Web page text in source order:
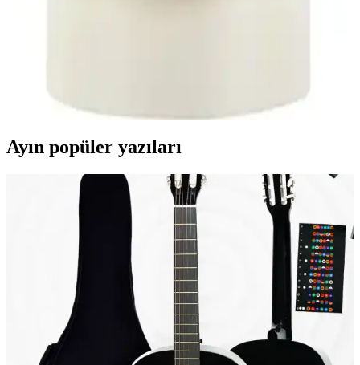
kolaylığıyla iç mekanlara estetik katıyor.
Ayın popüler yazıları